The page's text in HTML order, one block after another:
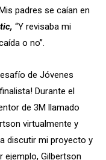
padres se caían en
“Y revisaba mi
o no”.
de Jóvenes
Durante el
de 3M llamado
virtualmente y
discutir mi proyecto y
ejemplo, Gilbertson